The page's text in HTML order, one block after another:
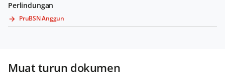
Perlindungan
PruBSN Anggun
Muat turun dokumen